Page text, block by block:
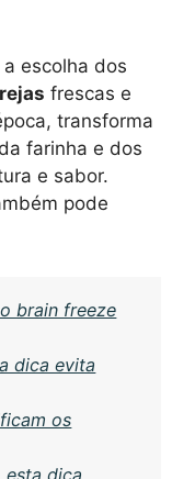
escolha dos
frescas e
transforma
farinha e dos
e sabor.
pode
brain freeze
dica evita
os
esta dica